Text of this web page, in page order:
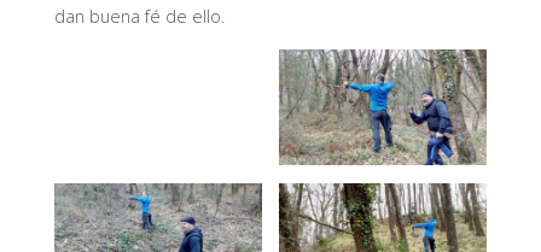
dan buena fé de ello.